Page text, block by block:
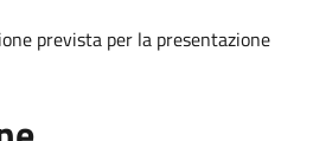
prevista per la presentazione